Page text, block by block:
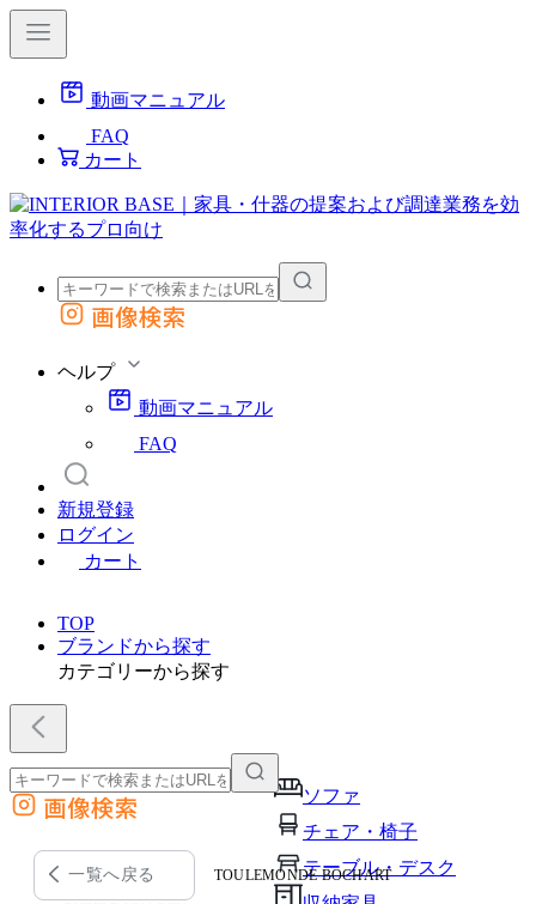
動画マニュアル
FAQ
カート
外部サイトの商品をカートに追加
画像検索
ヘルプ
動画マニュアル
FAQ
新規登録
ログイン
カート
TOP
ブランドから探す
カテゴリーから探す
ソファ
チェア・椅子
テーブル・デスク
外部サイトの商品をカートに追加
他のサイトで見つけた商品ページのURLを貼り付けて、カートに追加できます
画像検索
一覧へ戻る TOULEMONDE BOCHART